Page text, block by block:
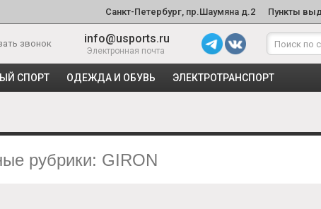
Санкт-Петербург, пр.Шаумяна д.2 Пункты
звонок info@usports.ru
Электронная почта
СПОРТ ОДЕЖДА И ОБУВЬ ЭЛЕКТРОТРАНСПОРТ
рубрики: GIRON